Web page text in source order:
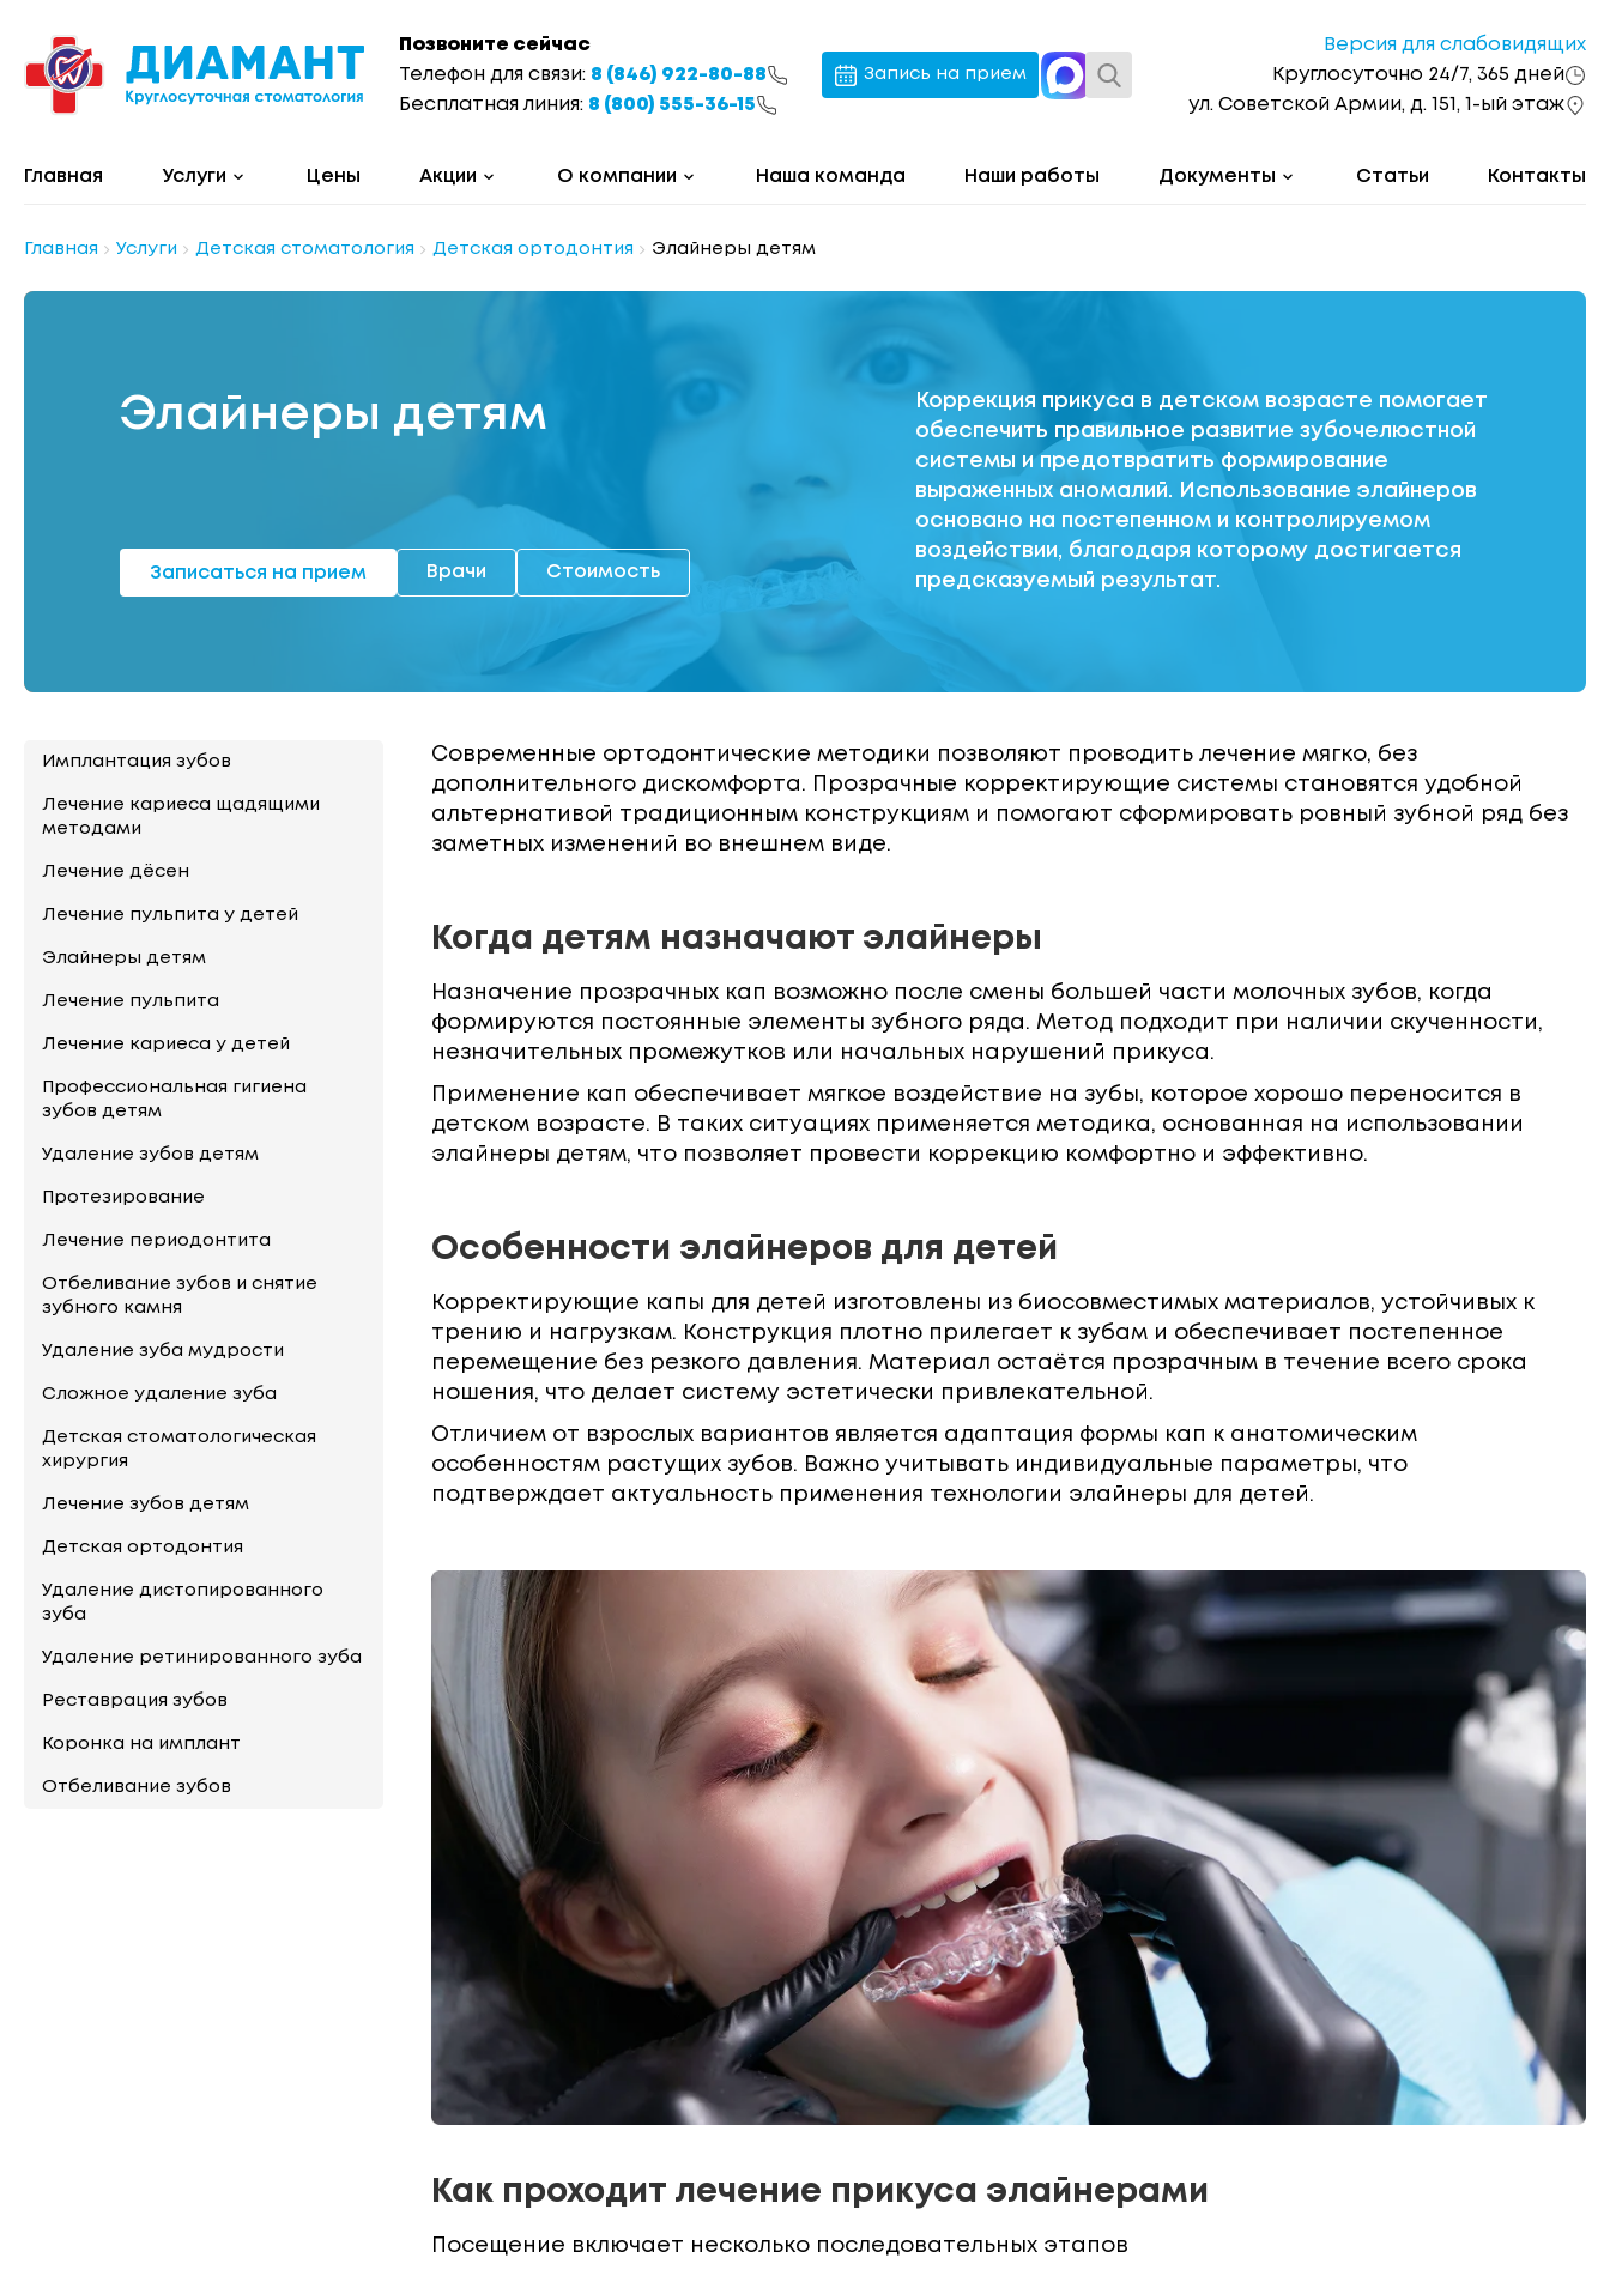
Позвоните сейчас
Телефон для связи: 8 (846) 922-80-88
Бесплатная линия: 8 (800) 555-36-15
Запись на прием
Версия для слабовидящих
Круглосуточно 24/7, 365 дней
ул. Советской Армии, д. 151, 1-ый этаж
Главная Услуги Цены Акции О компании Наша команда Наши работы Документы Статьи Контакты
Главная Услуги Детская стоматология Детская ортодонтия Элайнеры детям
Элайнеры детям
Записаться на прием Врачи Стоимость
Коррекция прикуса в детском возрасте помогает
обеспечить правильное развитие зубочелюстной
системы и предотвратить формирование
выраженных аномалий. Использование элайнеров
основано на постепенном и контролируемом
воздействии, благодаря которому достигается
предсказуемый результат.
Имплантация зубов
Лечение кариеса щадящими
методами
Лечение дёсен
Лечение пульпита у детей
Элайнеры детям
Лечение пульпита
Лечение кариеса у детей
Профессиональная гигиена
зубов детям
Удаление зубов детям
Протезирование
Лечение периодонтита
Отбеливание зубов и снятие
зубного камня
Удаление зуба мудрости
Сложное удаление зуба
Детская стоматологическая
хирургия
Лечение зубов детям
Детская ортодонтия
Удаление дистопированного
зуба
Удаление ретинированного зуба
Реставрация зубов
Коронка на имплант
Отбеливание зубов
Современные ортодонтические методики позволяют проводить лечение мягко, без
дополнительного дискомфорта. Прозрачные корректирующие системы становятся удобной
альтернативой традиционным конструкциям и помогают сформировать ровный зубной ряд без
заметных изменений во внешнем виде.
Когда детям назначают элайнеры
Назначение прозрачных кап возможно после смены большей части молочных зубов, когда
формируются постоянные элементы зубного ряда. Метод подходит при наличии скученности,
незначительных промежутков или начальных нарушений прикуса.
Применение кап обеспечивает мягкое воздействие на зубы, которое хорошо переносится в
детском возрасте. В таких ситуациях применяется методика, основанная на использовании
элайнеры детям, что позволяет провести коррекцию комфортно и эффективно.
Особенности элайнеров для детей
Корректирующие капы для детей изготовлены из биосовместимых материалов, устойчивых к
трению и нагрузкам. Конструкция плотно прилегает к зубам и обеспечивает постепенное
перемещение без резкого давления. Материал остаётся прозрачным в течение всего срока
ношения, что делает систему эстетически привлекательной.
Отличием от взрослых вариантов является адаптация формы кап к анатомическим
особенностям растущих зубов. Важно учитывать индивидуальные параметры, что
подтверждает актуальность применения технологии элайнеры для детей.
Как проходит лечение прикуса элайнерами
Посещение включает несколько последовательных этапов